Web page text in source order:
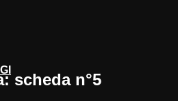
scheda n°5